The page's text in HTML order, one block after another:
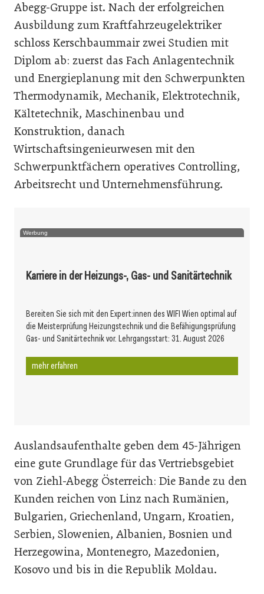
Abegg-Gruppe ist. Nach der erfolgreichen
Ausbildung zum Kraftfahrzeugelektriker
schloss Kerschbaummair zwei Studien mit
Diplom ab: zuerst das Fach Anlagentechnik
und Energieplanung mit den Schwerpunkten
Thermodynamik, Mechanik, Elektrotechnik,
Kältetechnik, Maschinenbau und
Konstruktion, danach
Wirtschaftsingenieurwesen mit den
Schwerpunktfächern operatives Controlling,
Arbeitsrecht und Unternehmensführung.
Werbung
Karriere in der Heizungs-, Gas- und Sanitärtechnik
Bereiten Sie sich mit den Expert:innen des WIFI Wien optimal auf
die Meisterprüfung Heizungstechnik und die Befähigungsprüfung
Gas- und Sanitärtechnik vor. Lehrgangsstart: 31. August 2026
mehr erfahren
Auslandsaufenthalte geben dem 45-Jährigen
eine gute Grundlage für das Vertriebsgebiet
von Ziehl-Abegg Österreich: Die Bande zu den
Kunden reichen von Linz nach Rumänien,
Bulgarien, Griechenland, Ungarn, Kroatien,
Serbien, Slowenien, Albanien, Bosnien und
Herzegowina, Montenegro, Mazedonien,
Kosovo und bis in die Republik Moldau.